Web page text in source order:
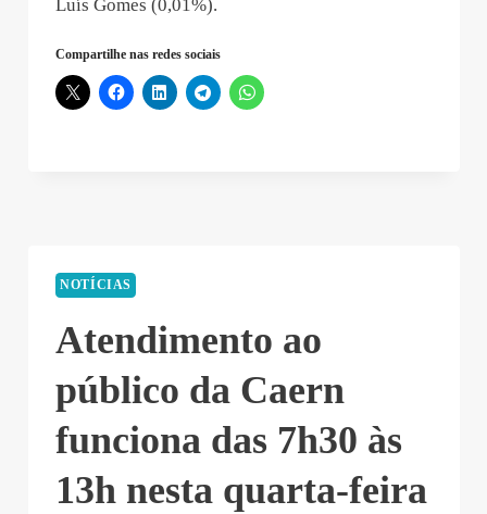
Luís Gomes (0,01%).
Compartilhe nas redes sociais
NOTÍCIAS
Atendimento ao
público da Caern
funciona das 7h30 às
13h nesta quarta-feira